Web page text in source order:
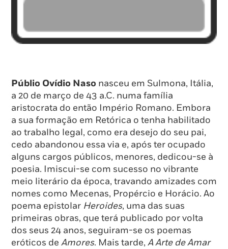
Públio Ovídio Naso nasceu em Sulmona, Itália,
a 20 de março de 43 a.C. numa família
aristocrata do então Império Romano. Embora
a sua formação em Retórica o tenha habilitado
ao trabalho legal, como era desejo do seu pai,
cedo abandonou essa via e, após ter ocupado
alguns cargos públicos, menores, dedicou-se à
poesia. Imiscui-se com sucesso no vibrante
meio literário da época, travando amizades com
nomes como Mecenas, Propércio e Horácio. Ao
poema epistolar Heroides, uma das suas
primeiras obras, que terá publicado por volta
dos seus 24 anos, seguiram-se os poemas
eróticos de Amores. Mais tarde, A Arte de Amar